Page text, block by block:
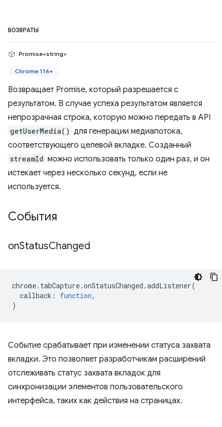
ВОЗВРАТЫ
Promise<string>
Chrome 116+
Возвращает Promise, который разрешается с
результатом. В случае успеха результатом является
непрозрачная строка, которую можно передать в API
getUserMedia() для генерации медиапотока,
соответствующего целевой вкладке. Созданный
streamId можно использовать только один раз, и он
истекает через несколько секунд, если не
используется.
События
onStatusChanged
chrome. tabCapture.onStatusChanged .addListener(
callback : function,
)
Событие срабатывает при изменении статуса захвата
вкладки. Это позволяет разработчикам расширений
отслеживать статус захвата вкладок для
синхронизации элементов пользовательского
интерфейса, таких как действия на страницах.